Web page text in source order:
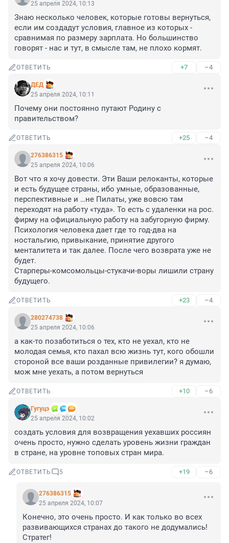
25 апреля 2024, 10:13
Знаю несколько человек, которые готовы вернуться,
если им создадут условия, главное из которых -
сравнимая по размеру зарплата. Но большинство
говорят - нас и тут, в смысле там, не плохо кормят.
ОТВЕТИТЬ +7 –4
ДЕД
25 апреля 2024, 10:11
Почему они постоянно путают Родину с
правительством?
ОТВЕТИТЬ +25 –4
276386315
25 апреля 2024, 10:06
Вот что я хочу довести. Эти Ваши релоканты, которые
и есть будущее страны, ибо умные, образованные,
перспективные и …не Пилаты, уже вовсю там
переходят на работу «туда». То есть с удаленки на рос.
фирму на официальную работу на забугорную фирму.
Психология человека дает где то год-два на
ностальгию, привыкание, принятие другого
менталитета и так далее. После чего возврата уже не
будет.
Старперы-комсомольцы-стукачи-воры лишили страну
будущего.
ОТВЕТИТЬ +23 –4
280274738
25 апреля 2024, 10:06
а как-то позаботиться о тех, кто не уехал, кто не
молодая семья, кто пахал всю жизнь тут, кого обошли
стороной все ваши розданные привилегии? я думаю,
мож мне уехать, а потом вернуться
ОТВЕТИТЬ +10 –6
Гугуцэ
25 апреля 2024, 10:02
создать условия для возвращения уехавших россиян
очень просто, нужно сделать уровень жизни граждан
в стране, на уровне топовых стран мира.
ОТВЕТИТЬ 5 +19 –6
276386315
25 апреля 2024, 10:07
Конечно, это очень просто. И как только во всех
развивающихся странах до такого не додумались!
Стратег!